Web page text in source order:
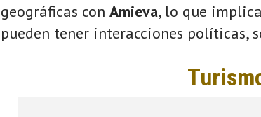
geográficas con Amieva, lo que
pueden tener interacciones políticas,